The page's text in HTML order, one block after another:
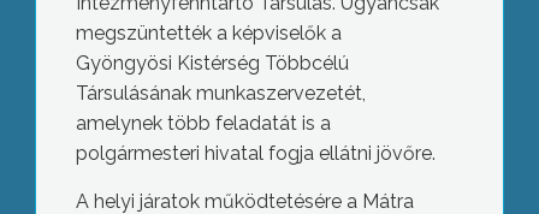
megszüntették a képviselők a
Gyöngyösi Kistérség Többcélú
Társulásának munkaszervezetét,
amelynek több feladatát is a
polgármesteri hivatal fogja ellátni jövőre.
A helyi járatok működtetésére a Mátra